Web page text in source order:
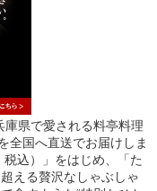
庫県で愛される料亭料理
全国へ直送でお届けしま
込）」をはじめ、「た
える贅沢なしゃぶしゃ